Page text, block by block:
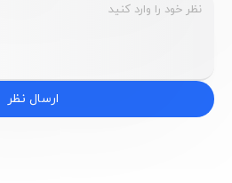
ارسال نظر